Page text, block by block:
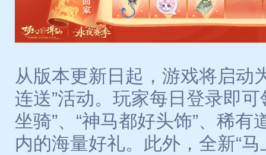
从版本更新日起，游戏将启动
连送”活动。玩家每日登录即
坐骑”、“神马都好头饰”、稀有
内的海量好礼。此外，全新“